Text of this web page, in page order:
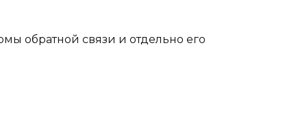
обратной связи и отдельно его